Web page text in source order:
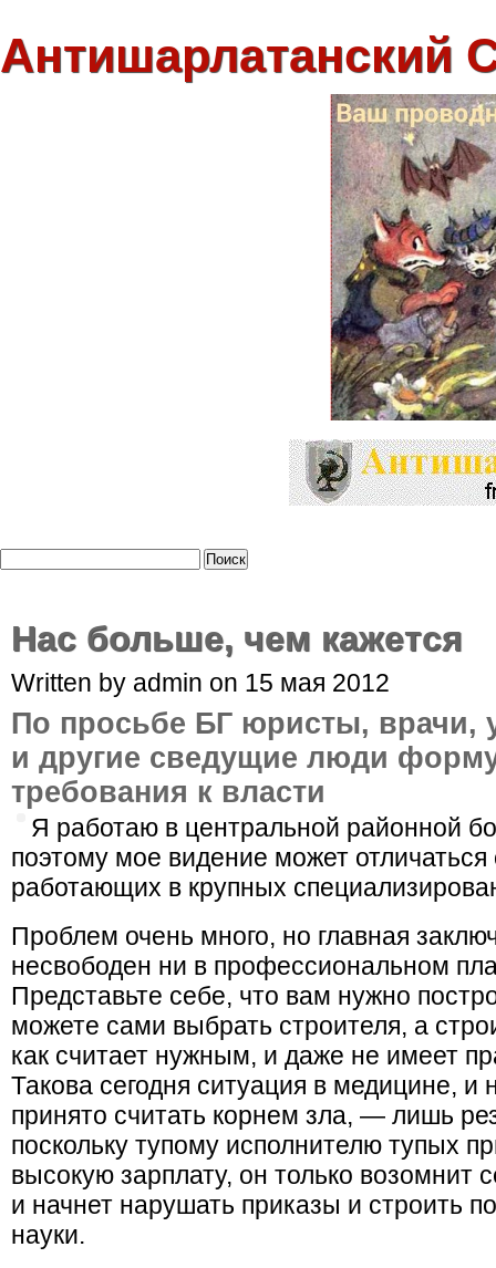
Антишарлатанский
Нас больше, чем кажется
Written by admin on 15 мая 2012
По просьбе БГ юристы, врачи,
и другие сведущие люди
требования к власти
Я работаю в центральной районной
поэтому мое видение может отличаться
работающих в крупных
Проблем очень много, но главная
несвобо­ден ни в профессиональном
Представьте себе, что вам нужно
можете сами выбрать строителя, а
как считает нужным, и даже не имеет
Такова сегодня ситуация в медицине, и
принято считать корнем зла, — лишь
поскольку тупому исполнителю тупых
высокую зарплату, он только возомнит
и начнет нарушать приказы и строить
науки.